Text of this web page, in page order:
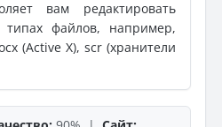
вам редактировать
файлов, например,
(Active X), scr (хранители